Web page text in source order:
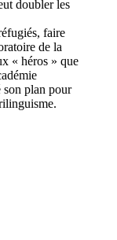
faire
de la
« héros » que
son plan pour